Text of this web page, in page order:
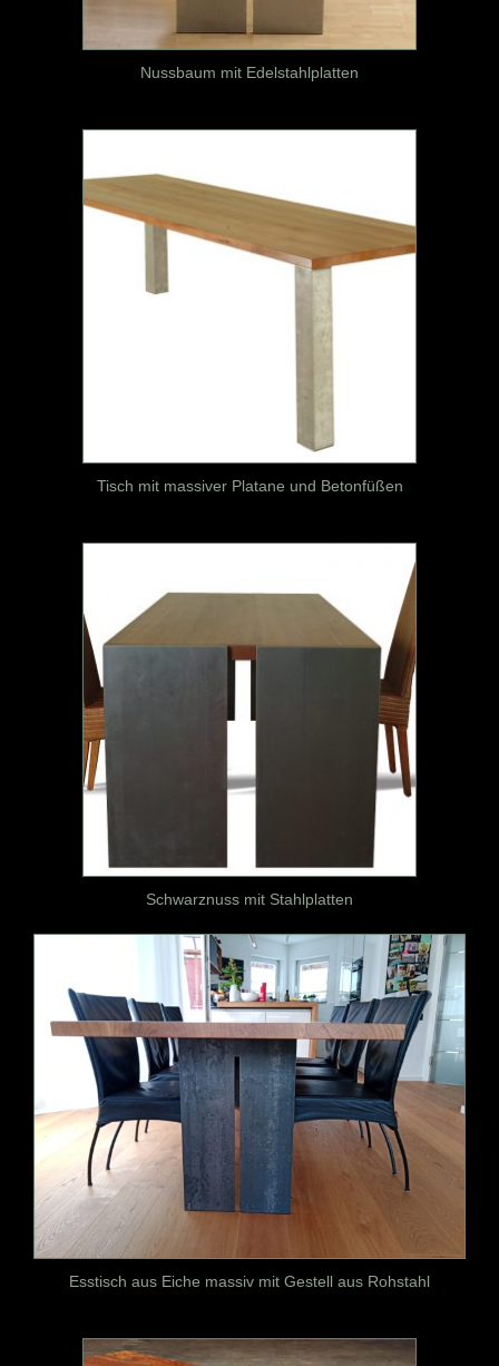
Nussbaum mit Edelstahlplatten
Tisch mit massiver Platane und Betonfüßen
Schwarznuss mit Stahlplatten
Esstisch aus Eiche massiv mit Gestell aus Rohstahl